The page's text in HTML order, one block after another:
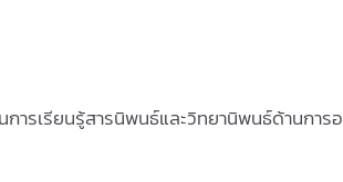
เรียนรู้สารนิพนธ์และวิทยานิพนธ์ด้านก